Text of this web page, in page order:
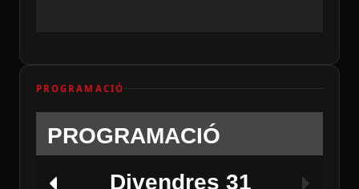
PROGRAMACIÓ
PROGRAMACIÓ
Divendres 31